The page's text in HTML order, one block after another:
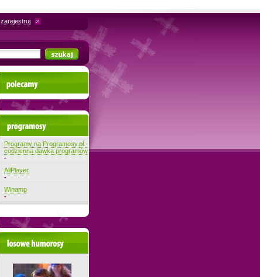
zarejestruj
Polecamy
Najnowsze programy
Programy na Programosy.pl -
codzienna dawka programów
-
AllPlayer
-
Winamp
-
Losowe filmiki